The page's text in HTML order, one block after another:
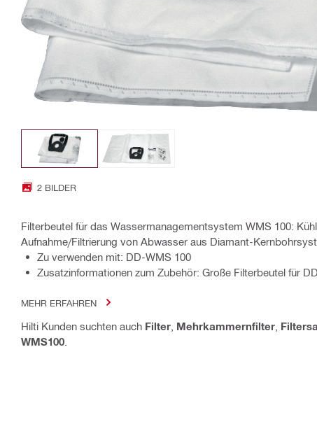
2 BILDER
Filterbeutel für das Wassermanagementsystem WMS 100:
Aufnahme/Filtrierung von Abwasser aus Diamant-
Zu verwenden mit: DD-WMS 100
Zusatzinformationen zum Zubehör: Große Filterbeutel für
MEHR ERFAHREN
Hilti Kunden suchten auch Filter Mehrkammernfilter
WMS100